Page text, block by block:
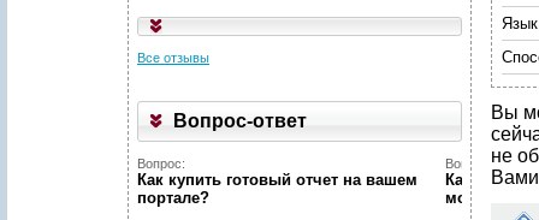
Все отзывы
Вопрос-ответ
Вопрос:
Как купить готовый отчет на вашем
портале?
Вопрос:
Как найти
можете
Вы
не